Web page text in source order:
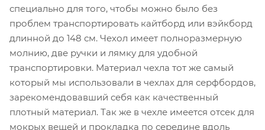
специально для того, чтобы можно было без
проблем транспортировать кайтборд или вэйкборд
длинной до 148 см. Чехол имеет полноразмерную
молнию, две ручки и лямку для удобной
транспортировки. Материал чехла тот же самый
который мы использовали в чехлах для серфбордов,
зарекомендовавший себя как качественный
плотный материал. Так же в чехле имеется отсек для
мокрых вещей и прокладка по середине вдоль